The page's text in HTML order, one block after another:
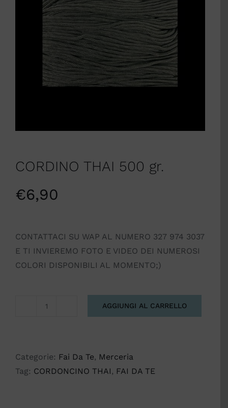
CORDINO THAI 500 gr.
€6,90
CONTATTACI SU WAP AL NUMERO 327 974 3037
E TI INVIEREMO FOTO E VIDEO DEI NUMEROSI
COLORI DISPONIBILI AL MOMENTO;)
gr.
quantità
AGGIUNGI AL CARRELLO
Categorie: Fai Da Te, Merceria
Tag: CORDONCINO THAI, FAI DA TE